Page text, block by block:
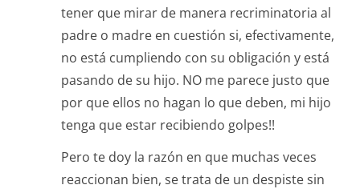
tener que mirar de manera recriminatoria al
padre o madre en cuestión si, efectivamente,
no está cumpliendo con su obligación y está
pasando de su hijo. NO me parece justo que
por que ellos no hagan lo que deben, mi hijo
tenga que estar recibiendo golpes!!
Pero te doy la razón en que muchas veces
reaccionan bien, se trata de un despiste sin